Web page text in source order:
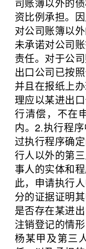
资比例承担。
对公司账簿以
未承诺对公司
责任。对于公
出口公司已按
并且在报纸上
理应以某进出
行清偿，不在
内。2.执行程
过执行程序确
行人以外的第
事人的实体和
此，申请执行
分的证据证明
是否存在某进
注销登记的情
杨某甲及第三